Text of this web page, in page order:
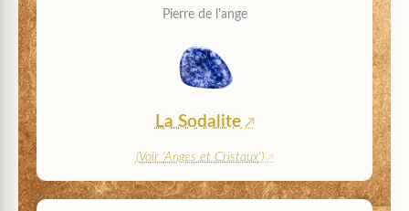
Pierre de l'ange
La Sodalite
(Voir 'Anges et Cristaux')